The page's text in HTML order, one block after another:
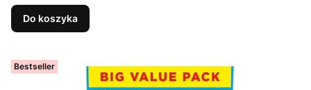
Do koszyka
Bestseller